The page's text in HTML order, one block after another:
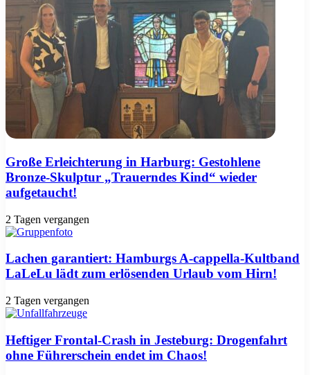
Große Erleichterung in Harburg: Gestohlene
Bronze-Skulptur „Trauerndes Kind“ wieder
aufgetaucht!
2 Tagen vergangen
Lachen garantiert: Hamburgs A-cappella-Kultband
LaLeLu lädt zum erlösenden Urlaub vom Hirn!
2 Tagen vergangen
Heftiger Frontal-Crash in Jesteburg: Drogenfahrt
ohne Führerschein endet im Chaos!